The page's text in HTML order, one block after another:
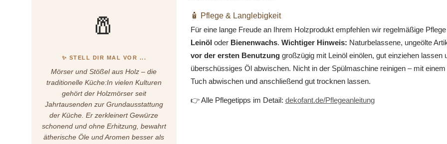
🧂
✨ STELL DIR MAL VOR ...
Mörser und Stößel aus Holz – die
traditionelle Küche:In vielen Kulturen
gehört der Holzmörser seit
Jahrtausenden zur Grundausstattung
der Küche. Er zerkleinert Gewürze
schonend und ohne Erhitzung, bewahrt
ätherische Öle und Aromen besser als
🧴 Pflege & Langlebigkeit
Für eine lange Freude an Ihrem Holzprodukt empfehlen wir regelmäßige
Leinöloder Bienenwachs. Wichtiger Hinweis: Naturbelassene, ungeölte
vor der ersten Benutzunggroßzügig mit Leinöl einölen, gut einziehen lassen
überschüssiges Öl abwischen. Nicht in der Spülmaschine reinigen – mit
Tuch abwischen und anschließend gut trocknen lassen.
👉 Alle Pflegetipps im Detail: dekofant.de/Pflegeanleitung